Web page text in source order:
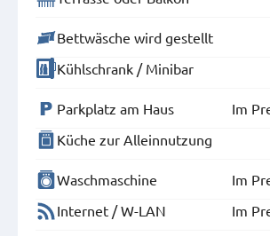
Bettwäsche wird gestellt
Kühlschrank / Minibar
Parkplatz am Haus
Im
Küche zur Alleinnutzung
Waschmaschine
Im
Internet / W-LAN
Im